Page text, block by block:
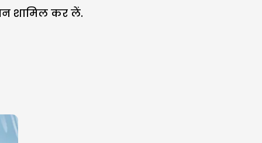
शामिल कर लें.